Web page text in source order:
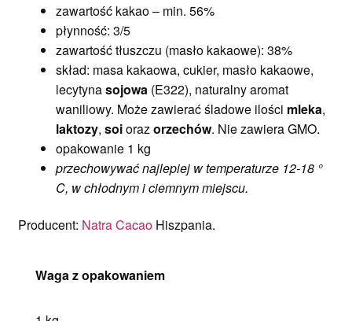
zawartość kakao – min. 56%
płynność: 3/5
zawartość tłuszczu (masło kakaowe): 38%
skład: masa kakaowa, cukier, masło kakaowe,
lecytynasojowa(E322), naturalny aromat
waniliowy. Może zawierać śladowe ilości mleka,
laktozy, soiorazorzechów. Nie zawiera GMO.
opakowanie 1 kg
przechowywać najlepiej w temperaturze 12-18 °
C, w chłodnym i ciemnym miejscu.
Producent: Natra CacaoHiszpania.
Waga z opakowaniem